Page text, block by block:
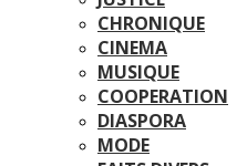
CHRONIQUE
CINEMA
MUSIQUE
COOPERATION
DIASPORA
MODE